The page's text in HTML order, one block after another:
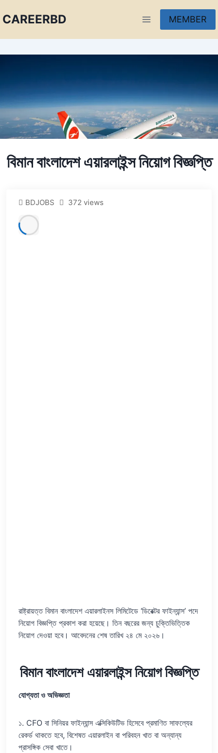
CAREERBD MEMBER
বিমান বাংলাদেশ এয়ারলাইন্স নিয়োগ বিজ্ঞপ্তি
BDJOBS 372 views
রাষ্ট্রায়ত্ত বিমান বাংলাদেশ এয়ারলাইনস লিমিটেডে ‘ডিরেক্টর ফাইন্যান্স’ পদে
নিয়োগ বিজ্ঞপ্তি প্রকাশ করা হয়েছে। তিন বছরের জন্য চুক্তিভিত্তিক
নিয়োগ দেওয়া হবে। আবেদনের শেষ তারিখ ২৪ মে ২০২৬।
বিমান বাংলাদেশ এয়ারলাইন্স নিয়োগ বিজ্ঞপ্তি
যোগ্যতা ও অভিজ্ঞতা
১. CFO বা সিনিয়র ফাইন্যান্স এক্সিকিউটিভ হিসেবে প্রমাণিত সাফল্যের
রেকর্ড থাকতে হবে, বিশেষত এয়ারলাইন বা পরিবহন খাত বা অন্যান্য
প্রাসঙ্গিক সেবা খাতে।
FORUM